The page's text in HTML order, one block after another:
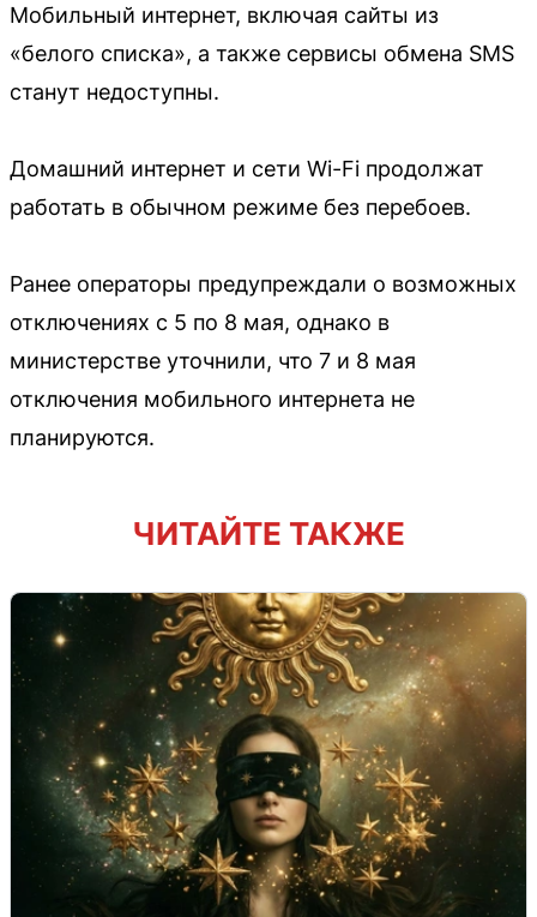
Мобильный интернет, включая сайты из
«белого списка», а также сервисы обмена SMS
станут недоступны.
Домашний интернет и сети Wi-Fi продолжат
работать в обычном режиме без перебоев.
Ранее операторы предупреждали о возможных
отключениях с 5 по 8 мая, однако в
министерстве уточнили, что 7 и 8 мая
отключения мобильного интернета не
планируются.
ЧИТАЙТЕ ТАКЖЕ